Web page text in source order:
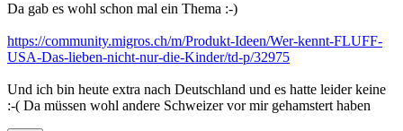
Da gab es wohl schon mal ein Thema :-)
https://community.migros.ch/m/Produkt-Ideen/Wer-kennt-FLUFF-
USA-Das-lieben-nicht-nur-die-Kinder/td-p/32975
Und ich bin heute extra nach Deutschland und es hatte leider keine
:-( Da müssen wohl andere Schweizer vor mir gehamstert haben